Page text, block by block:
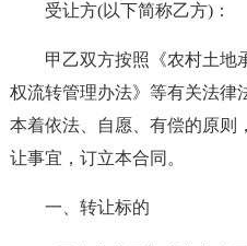
受让方(以下简称乙方)：
甲乙双方按照《农村土地
权流转管理办法》等有关法律
本着依法、自愿、有偿的原则
让事宜，订立本合同。
一、转让标的